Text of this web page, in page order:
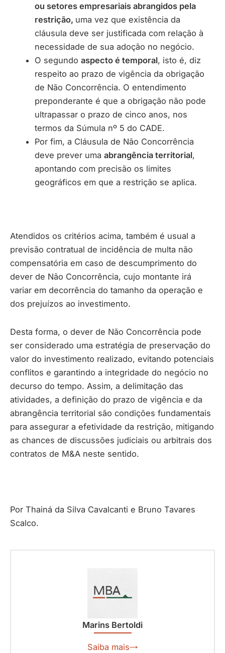
ou setores empresariais abrangidos pela
restrição, uma vez que existência da
cláusula deve ser justificada com relação à
necessidade de sua adoção no negócio.
O segundoaspecto é temporal, isto é, diz
respeito ao prazo de vigência da obrigação
de Não Concorrência. O entendimento
preponderante é que a obrigação não pode
ultrapassar o prazo de cinco anos, nos
termos da Súmula nº 5 do CADE.
Por fim, a Cláusula de Não Concorrência
deve prever umaabrangência territorial,
apontando com precisão os limites
geográficos em que a restrição se aplica.
Atendidos os critérios acima, também é usual a
previsão contratual de incidência de multa não
compensatória em caso de descumprimento do
dever de Não Concorrência, cujo montante irá
variar em decorrência do tamanho da operação e
dos prejuízos ao investimento.
Desta forma, o dever de Não Concorrência pode
ser considerado uma estratégia de preservação do
valor do investimento realizado, evitando potenciais
conflitos e garantindo a integridade do negócio no
decurso do tempo. Assim, a delimitação das
atividades, a definição do prazo de vigência e da
abrangência territorial são condições fundamentais
para assegurar a efetividade da restrição, mitigando
as chances de discussões judiciais ou arbitrais dos
contratos de M&A neste sentido.
Por Thainá da Silva Cavalcanti e Bruno Tavares
Scalco.
Marins Bertoldi
Saiba mais